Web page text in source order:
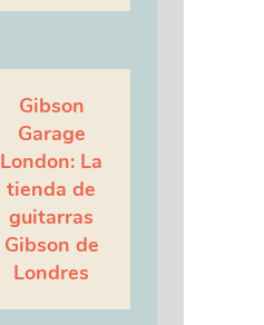
Gibson
Garage
London: La
tienda de
guitarras
Gibson de
Londres